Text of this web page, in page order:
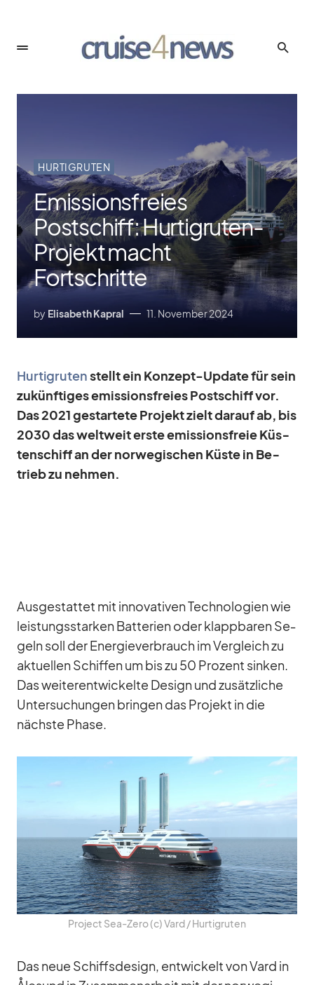
HURTIGRUTEN
Emissionsfreies
Postschiff: Hurtigruten-
Projekt macht
Fortschritte
by Elisabeth Kapral 11. November 2024
Hur­tig­ru­tenstellt ein Kon­zept-Up­date für sein
zu­künf­ti­ges emis­si­ons­freies Post­schiff vor.
Das 2021 ge­star­tete Pro­jekt zielt dar­auf ab, bis
2030 das welt­weit erste emis­si­ons­freie Küs­
ten­schiff an der nor­we­gi­schen Küste in Be­
trieb zu neh­men.
Aus­ge­stat­tet mit in­no­va­ti­ven Tech­no­lo­gien wie
leis­tungs­star­ken Bat­te­rien oder klapp­ba­ren Se­
geln soll der En­er­gie­ver­brauch im Ver­gleich zu
ak­tu­el­len Schif­fen um bis zu 50 Pro­zent sin­ken.
Das wei­ter­ent­wi­ckelte De­sign und zu­sätz­li­che
Un­ter­su­chun­gen brin­gen das Pro­jekt in die
nächste Phase.
Pro­ject Sea-Zero (c) Vard /​ Hur­tig­ru­ten
Das neue Schiffs­de­sign, ent­wi­ckelt von Vard in